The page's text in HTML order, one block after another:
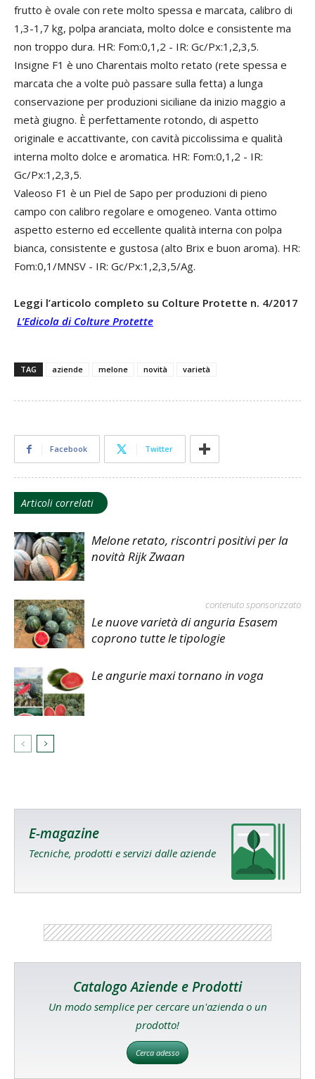
frutto è ovale con rete molto spessa e marcata, calibro di
1,3-1,7 kg, polpa aranciata, molto dolce e consistente ma
non troppo dura. HR: Fom:0,1,2 - IR: Gc/Px:1,2,3,5.
Insigne F1 è uno Charentais molto retato (rete spessa e
marcata che a volte può passare sulla fetta) a lunga
conservazione per produzioni siciliane da inizio maggio a
metà giugno. È perfettamente rotondo, di aspetto
originale e accattivante, con cavità piccolissima e qualità
interna molto dolce e aromatica. HR: Fom:0,1,2 - IR:
Gc/Px:1,2,3,5.
Valeoso F1 è un Piel de Sapo per produzioni di pieno
campo con calibro regolare e omogeneo. Vanta ottimo
aspetto esterno ed eccellente qualità interna con polpa
bianca, consistente e gustosa (alto Brix e buon aroma). HR:
Fom:0,1/MNSV - IR: Gc/Px:1,2,3,5/Ag.
Leggi l’articolo completo su Colture Protette n. 4/2017
L’Edicola di Colture Protette
TAG aziende melone novità varietà
Facebook Twitter
Articoli correlati
Melone retato, riscontri positivi per la
novità Rijk Zwaan
contenuto sponsorizzato
Le nuove varietà di anguria Esasem
coprono tutte le tipologie
Le angurie maxi tornano in voga
E-magazine
Tecniche, prodotti e servizi dalle aziende
Catalogo Aziende e Prodotti
Un modo semplice per cercare un'azienda o un
prodotto!
Cerca adesso